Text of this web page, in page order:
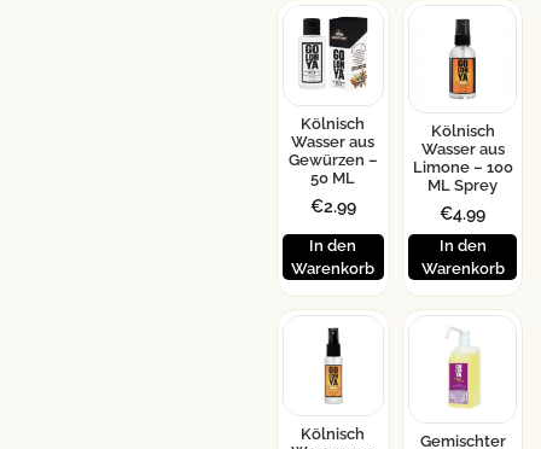
Kölnisch
Wasser aus
Gewürzen –
50 ML
€2.99
In den
Warenkorb
Kölnisch
Wasser aus
Limone – 100
ML Sprey
€4.99
In den
Warenkorb
Kölnisch
Gemischter